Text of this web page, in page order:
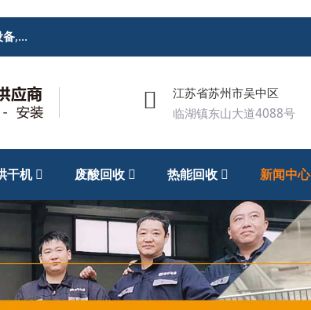
备,废酸回收处理设备
江苏省苏州市吴中区
临湖镇东山大道4088号
干机 废酸回收 热能回收 新闻中心